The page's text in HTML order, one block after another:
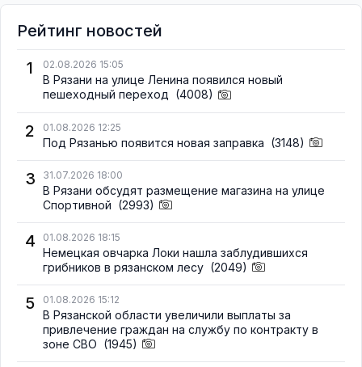
Рейтинг новостей
1
02.08.2026 15:05
В Рязани на улице Ленина появился новый
пешеходный переход (4008)
2 01.08.2026 12:25
Под Рязанью появится новая заправка (3148)
3 31.07.2026 18:00
В Рязани обсудят размещение магазина на улице
Спортивной (2993)
4 01.08.2026 18:15
Немецкая овчарка Локи нашла заблудившихся
грибников в рязанском лесу (2049)
5 01.08.2026 15:12
В Рязанской области увеличили выплаты за
привлечение граждан на службу по контракту в
зоне СВО (1945)